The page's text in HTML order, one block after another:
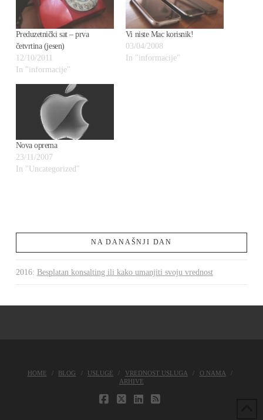
Preduzetnički sat – prva
četvrtina (jesen)
12/10/2011
In "informacije"
Vi niste Mac korisnik!
03/04/2008
In "informacije"
Nova oprema
23/11/2007
In "Uncategorized"
NA DANAŠNJI DAN
2016: Besplatan konsalting ili kako umanjiti svoju vrednost
HOME BLOG USLUGE VREDNOST USLUGA
O NAMA
ARHIVE